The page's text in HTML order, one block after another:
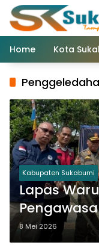
Langsung
konten
Home
Kota
Kabupaten Sukabumi
Lapas
terhadap
8 Mei 2026